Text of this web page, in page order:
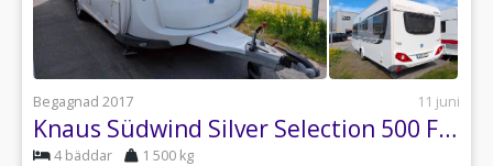
Begagnad 2017 11 juni
Knaus Südwind Silver Selection 500 FU / Markis / Förtält / Mikro / Ele
4 bäddar 1 500 kg